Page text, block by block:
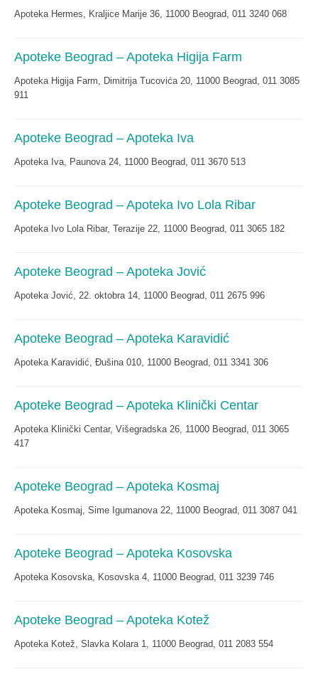
Apoteka Hermes, Kraljice Marije 36, 11000 Beograd, 011 3240 068
Apoteke Beograd – Apoteka Higija Farm
Apoteka Higija Farm, Dimitrija Tucovića 20, 11000 Beograd, 011 3085
911
Apoteke Beograd – Apoteka Iva
Apoteka Iva, Paunova 24, 11000 Beograd, 011 3670 513
Apoteke Beograd – Apoteka Ivo Lola Ribar
Apoteka Ivo Lola Ribar, Terazije 22, 11000 Beograd, 011 3065 182
Apoteke Beograd – Apoteka Jović
Apoteka Jović, 22. oktobra 14, 11000 Beograd, 011 2675 996
Apoteke Beograd – Apoteka Karavidić
Apoteka Karavidić, Đušina 010, 11000 Beograd, 011 3341 306
Apoteke Beograd – Apoteka Klinički Centar
Apoteka Klinički Centar, Višegradska 26, 11000 Beograd, 011 3065
417
Apoteke Beograd – Apoteka Kosmaj
Apoteka Kosmaj, Sime Igumanova 22, 11000 Beograd, 011 3087 041
Apoteke Beograd – Apoteka Kosovska
Apoteka Kosovska, Kosovska 4, 11000 Beograd, 011 3239 746
Apoteke Beograd – Apoteka Kotež
Apoteka Kotež, Slavka Kolara 1, 11000 Beograd, 011 2083 554